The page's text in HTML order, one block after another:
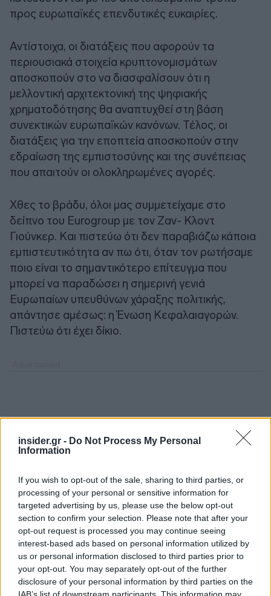
insider.gr - Do Not Process My Personal
Information
If you wish to opt-out of the sale, sharing to third parties, or
processing of your personal or sensitive information for
targeted advertising by us, please use the below opt-out
section to confirm your selection. Please note that after your
opt-out request is processed you may continue seeing
interest-based ads based on personal information utilized by
us or personal information disclosed to third parties prior to
your opt-out. You may separately opt-out of the further
disclosure of your personal information by third parties on the
προς ευρωπαϊκές επενδυτικές ευκαιρίες.
Αντίστοιχα, οι διατάξεις που αφορούν τα
περιουσιακά στοιχεία κρυπτονομισμάτων
αποσκοπούν στο να διασφαλίσουν ότι η
μελλοντική αρχιτεκτονική της ψηφιακής
χρηματοδότησης θα αναπτυχθεί στη βάση
συνεκτικών ευρωπαϊκών κανόνων. Τέλος, οι
διατάξεις για την εποπτεία αποσκοπούν στην
εδραίωση της εμπιστοσύνης και της συνέπειας
που απαιτούν οι ολοκληρωμένες αγορές.
Χθες το βράδυ, όλοι μας συμμετείχαμε στο
δείπνο του Eurogroup με τον Ζαν- Κλοντ
Γιούνκερ. Και πιστεύω ότι δεν παραβιάζω κάποια
εμπιστευτικότητα αν πω ότι, όταν τον ρωτήσαμε
ποιο είναι το σημαντικότερο επίτευγμα που
μπορεί να παραδώσει η σημερινή γενιά
Ευρωπαίων υπευθύνων χάραξης πολιτικής,
απάντησε αμέσως: η Ένωση Κεφαλαιαγορών.
Πιστεύω ότι έχει δίκιο.